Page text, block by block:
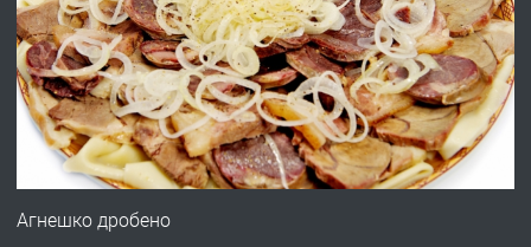
ПРЕДЛАГА Работа за общи работници
преди 1 година
ПРЕДЛАГА
Първи поход "По стъпките на Ангел
Агнешко дробено